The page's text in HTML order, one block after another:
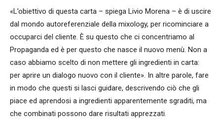
«L’obiettivo di questa carta – spiega Livio Morena – è di uscire
dal mondo autoreferenziale della mixology, per ricominciare a
occuparci del cliente. È su questo che ci concentriamo al
Propaganda ed è per questo che nasce il nuovo menù. Non a
caso abbiamo scelto di non mettere gli ingredienti in carta:
per aprire un dialogo nuovo con il cliente». In altre parole, fare
in modo che questi si lasci guidare, descrivendo ciò che gli
piace ed aprendosi a ingredienti apparentemente sgraditi, ma
che combinati possono dare risultati apprezzati.